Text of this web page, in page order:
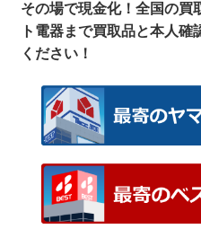
その場で現金化！全国の買
ト電器まで買取品と本人確
ください！